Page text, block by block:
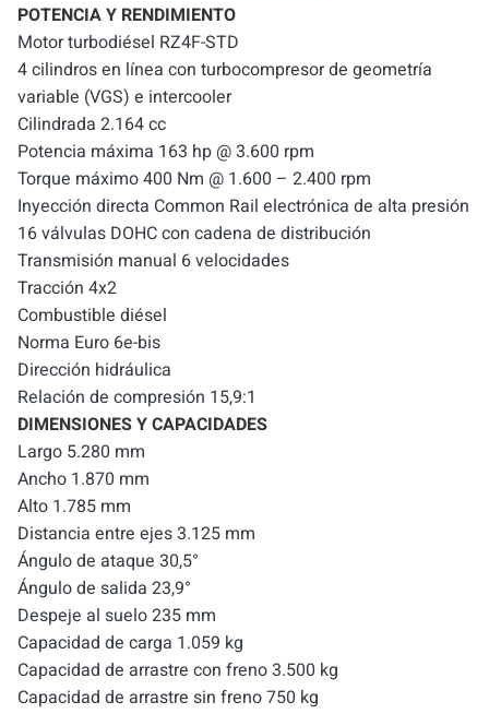
POTENCIA Y RENDIMIENTO
Motor turbodiésel RZ4F-STD
4 cilindros en línea con turbocompresor de geometría
variable (VGS) e intercooler
Cilindrada 2.164 cc
Potencia máxima 163 hp @ 3.600 rpm
Torque máximo 400 Nm @ 1.600 – 2.400 rpm
Inyección directa Common Rail electrónica de alta presión
16 válvulas DOHC con cadena de distribución
Transmisión manual 6 velocidades
Tracción 4x2
Combustible diésel
Norma Euro 6e-bis
Dirección hidráulica
Relación de compresión 15,9:1
DIMENSIONES Y CAPACIDADES
Largo 5.280 mm
Ancho 1.870 mm
Alto 1.785 mm
Distancia entre ejes 3.125 mm
Ángulo de ataque 30,5°
Ángulo de salida 23,9°
Despeje al suelo 235 mm
Capacidad de carga 1.059 kg
Capacidad de arrastre con freno 3.500 kg
Capacidad de arrastre sin freno 750 kg